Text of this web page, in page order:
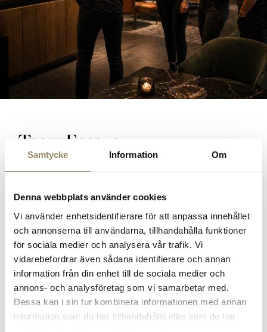
Samtycke Information Om
Denna webbplats använder cookies
Vi använder enhetsidentifierare för att anpassa innehållet
och annonserna till användarna, tillhandahålla funktioner
för sociala medier och analysera vår trafik. Vi
vidarebefordrar även sådana identifierare och annan
information från din enhet till de sociala medier och
annons- och analysföretag som vi samarbetar med.
Dessa kan i sin tur kombinera informationen med annan
information som du har tillhandahållit eller som de har
Team Escape
5-kamp
Fika
3-rätters middag
Lunch
Boende
Frukost
Konferenslokal
Vinpaket